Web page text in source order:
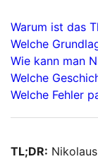
Warum ist das
Welche
Wie kann man
Welche
Welche Fehler
TL;DR: